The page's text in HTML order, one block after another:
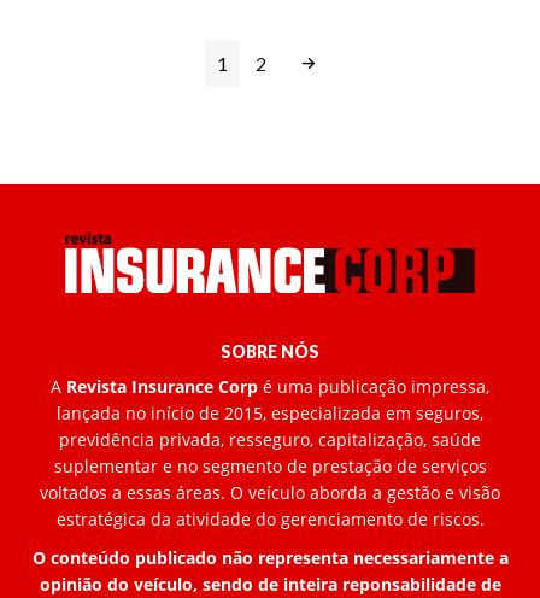
1 2
SOBRE NÓS
A Revista Insurance Corp é uma publicação impressa,
lançada no início de 2015, especializada em seguros,
previdência privada, resseguro, capitalização, saúde
suplementar e no segmento de prestação de serviços
voltados a essas áreas. O veículo aborda a gestão e visão
estratégica da atividade do gerenciamento de riscos.
O conteúdo publicado não representa necessariamente a
opinião do veículo, sendo de inteira reponsabilidade de